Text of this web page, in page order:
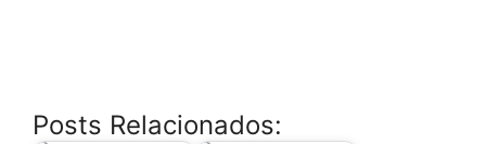
Posts Relacionados: